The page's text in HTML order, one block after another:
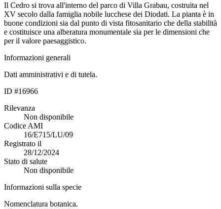
Il Cedro si trova all'interno del parco di Villa Grabau, costruita nel
XV secolo dalla famiglia nobile lucchese dei Diodati. La pianta è in
buone condizioni sia dal punto di vista fitosanitario che della stabilità
e costituisce una alberatura monumentale sia per le dimensioni che
per il valore paesaggistico.
Informazioni generali
Dati amministrativi e di tutela.
ID #16966
Rilevanza
Non disponibile
Codice AMI
16/E715/LU/09
Registrato il
28/12/2024
Stato di salute
Non disponibile
Informazioni sulla specie
Nomenclatura botanica.